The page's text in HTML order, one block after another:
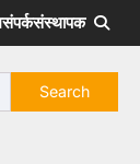
संपर्कसंस्थापक
Search